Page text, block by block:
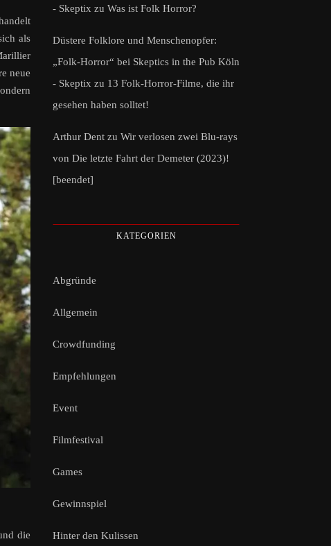
als
neue
die
- Skeptix zu Was ist Folk Horror?
Düstere Folklore und Menschenopfer:
„Folk-Horror“ bei Skeptics in the Pub Köln
- Skeptix zu 13 Folk-Horror-Filme, die ihr
gesehen haben solltet!
Arthur Dent zu Wir verlosen zwei Blu-rays
von Die letzte Fahrt der Demeter (2023)!
[beendet]
KATEGORIEN
Abgründe
Allgemein
Crowdfunding
Empfehlungen
Event
Filmfestival
Games
Gewinnspiel
Hinter den Kulissen